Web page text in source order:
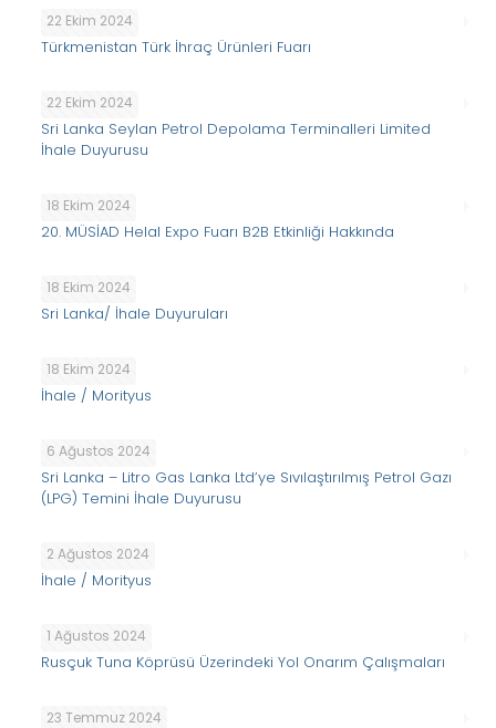
22 Ekim 2024
Türkmenistan Türk İhraç Ürünleri Fuarı
22 Ekim 2024
Sri Lanka Seylan Petrol Depolama Terminalleri Limited
İhale Duyurusu
18 Ekim 2024
20. MÜSİAD Helal Expo Fuarı B2B Etkinliği Hakkında
18 Ekim 2024
Sri Lanka/ İhale Duyuruları
18 Ekim 2024
İhale / Morityus
6 Ağustos 2024
Sri Lanka – Litro Gas Lanka Ltd’ye Sıvılaştırılmış Petrol Gazı
(LPG) Temini İhale Duyurusu
2 Ağustos 2024
İhale / Morityus
1 Ağustos 2024
Rusçuk Tuna Köprüsü Üzerindeki Yol Onarım Çalışmaları
23 Temmuz 2024